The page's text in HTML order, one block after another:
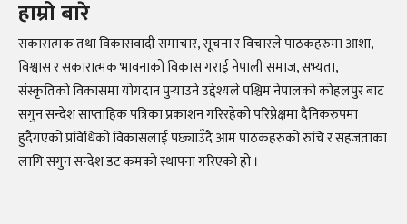
हाम्रो बारे
सकारात्मक तथा विकासवादी समाचार, सूचना र विचारले पाठकहरुमा आशा,
विश्वास र सकारात्मक भावनाको विकास गराई नेपाली समाज, सभ्यता,
संस्कृतिको विकासमा योगदान पुर्‍याउने उद्देश्यले पश्चिम नेपालको कोहलपुर बाट
सगुन सन्देश साप्ताहिक पत्रिका प्रकाशन गरिरहेको परिप्रेक्षमा दैनिकरुपमा
हुदैगएको प्रविधिको विकासलाई पछ्याउँदै आम पाठकहरुको रुचि र सहजताका
लागि सगुन सन्देश डट कमको स्थापना गरिएको हो ।